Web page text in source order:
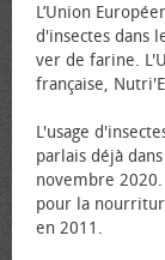
L’Union
d'insectes dans
ver de farine.
française,
L'usage
parlais déjà
novembre
pour la
en 2011.